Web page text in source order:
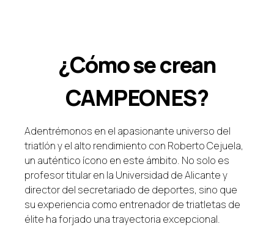
¿Cómo se crean
CAMPEONES?
Adentrémonos en el apasionante universo del
triatlón y el alto rendimiento con Roberto Cejuela,
un auténtico ícono en este ámbito. No solo es
profesor titular en la Universidad de Alicante y
director del secretariado de deportes, sino que
su experiencia como entrenador de triatletas de
élite ha forjado una trayectoria excepcional.